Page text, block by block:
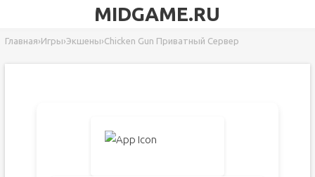
MIDGAME.RU
Главная›Игры›Экшены›Chicken Gun Приватный Сервер